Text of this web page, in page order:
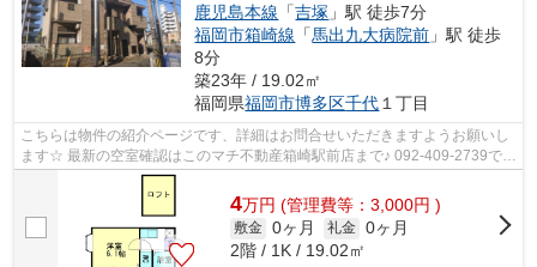
鹿児島本線 「吉塚 」駅 徒歩7分
福岡市箱崎線 「馬出九大病院前 」駅 徒歩
8分
築23年 / 19.02㎡
福岡県福岡市博多区千代 １丁目
こちらは物件の紹介ページです、詳細はお問合せいただきますようお願いし
ます☆ 最新の空室確認はこのマチ不動産箱崎駅前店まで♪ 092-409-2739で
す！迅速に対応致します！！！！！♪
4万円 (管理費等：3,000円 )
敷金 0ヶ月 礼金 0ヶ月
2階 / 1K / 19.02㎡